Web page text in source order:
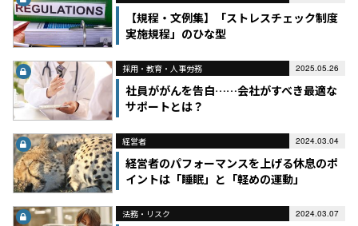
【規程・文例集】「ストレスチェック制度
実施規程」のひな型
採用・教育・人事労務 2025.05.26
社員ががんを告白……会社がすべき最適な
サポートとは？
経営者 2024.03.04
経営者のパフォーマンスを上げる休息のポ
イントは「睡眠」と「軽めの運動」
法務・リスク 2024.03.07